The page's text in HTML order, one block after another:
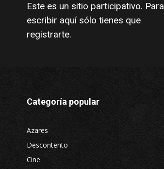
Este es un sitio participativo. Para
escribir aquí sólo tienes que
registrarte.
Categoría popular
Azares
Descontento
Cine